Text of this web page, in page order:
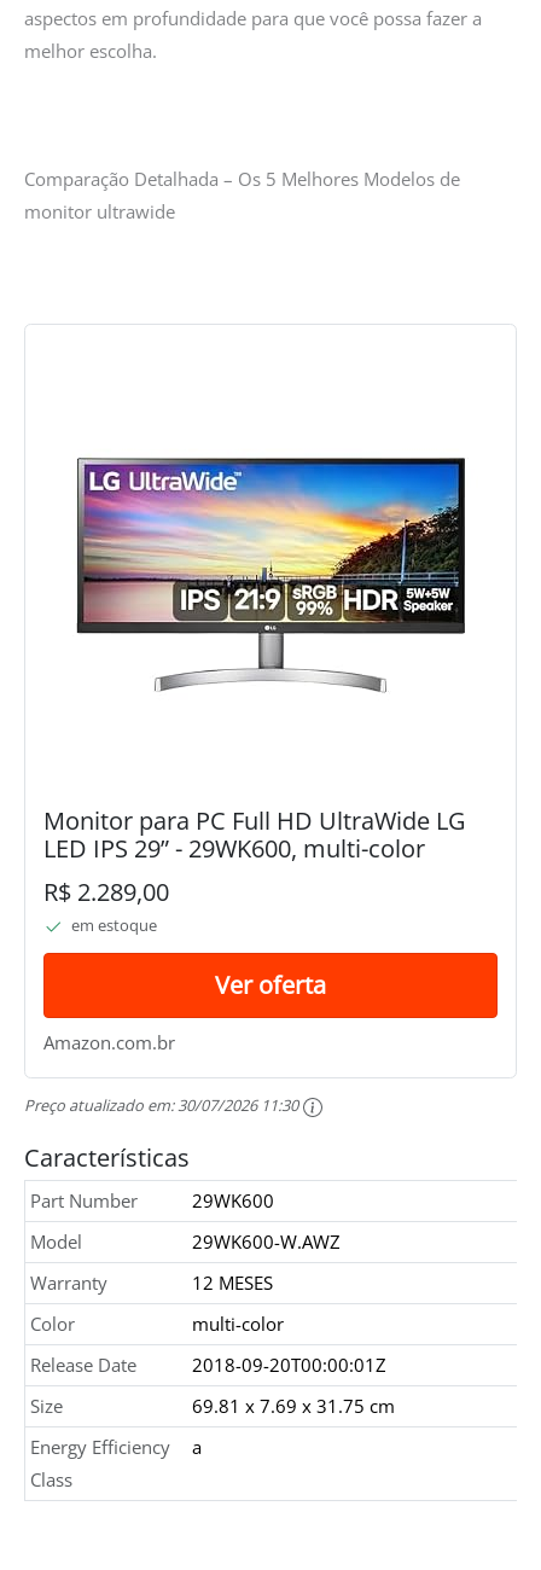
aspectos em profundidade para que você possa fazer a
melhor escolha.
Comparação Detalhada – Os 5 Melhores Modelos de
monitor ultrawide
Monitor para PC Full HD UltraWide LG
LED IPS 29” - 29WK600, multi-color
R$ 2.289,00
em estoque
Ver oferta
Amazon.com.br
Preço atualizado em:30/07/2026 11:30
Características
Part Number
29WK600
Model
29WK600-W.AWZ
Warranty
12 MESES
Color
multi-color
Release Date
2018-09-20T00:00:01Z
Size
69.81 x 7.69 x 31.75 cm
Energy Efficiency
Class
a